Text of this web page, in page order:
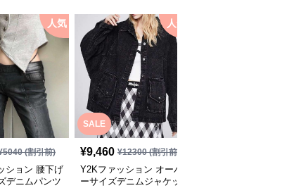
人気
5040(割引前)
ション 腰下げ
デニムパンツ
SALE
人気
¥9,460 ¥12300(割引前)
Y2Kファッション オーバ
ーサイズデニムジャケッ